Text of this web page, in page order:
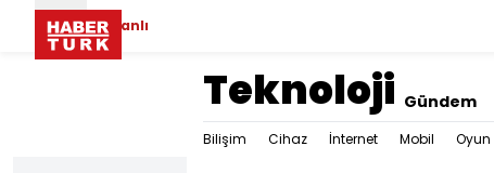
Canlı
Teknoloji Gündem
Bilişim Cihaz İnternet Mobil Oyun